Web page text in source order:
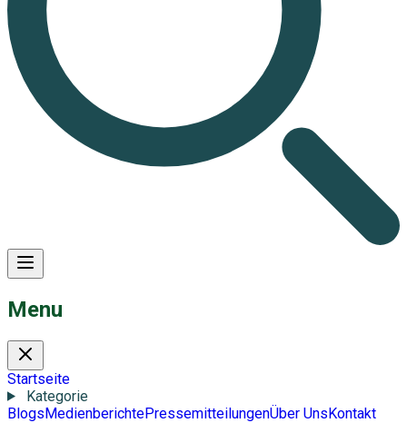
Menu
Startseite
Kategorie
BlogsMedienberichtePressemitteilungenÜber UnsKontakt